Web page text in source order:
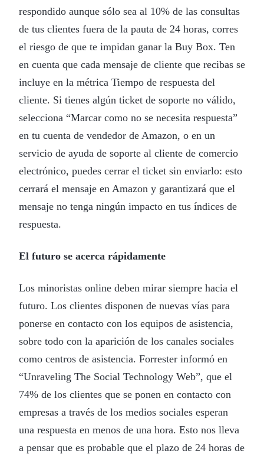
respondido aunque sólo sea al 10% de las consultas
de tus clientes fuera de la pauta de 24 horas, corres
el riesgo de que te impidan ganar la Buy Box. Ten
en cuenta que cada mensaje de cliente que recibas se
incluye en la métrica Tiempo de respuesta del
cliente. Si tienes algún ticket de soporte no válido,
selecciona “Marcar como no se necesita respuesta”
en tu cuenta de vendedor de Amazon, o en un
servicio de ayuda de soporte al cliente de comercio
electrónico, puedes cerrar el ticket sin enviarlo: esto
cerrará el mensaje en Amazon y garantizará que el
mensaje no tenga ningún impacto en tus índices de
respuesta.
El futuro se acerca rápidamente
Los minoristas online deben mirar siempre hacia el
futuro. Los clientes disponen de nuevas vías para
ponerse en contacto con los equipos de asistencia,
sobre todo con la aparición de los canales sociales
como centros de asistencia. Forrester informó en
“Unraveling The Social Technology Web”, que el
74% de los clientes que se ponen en contacto con
empresas a través de los medios sociales esperan
una respuesta en menos de una hora. Esto nos lleva
a pensar que es probable que el plazo de 24 horas de